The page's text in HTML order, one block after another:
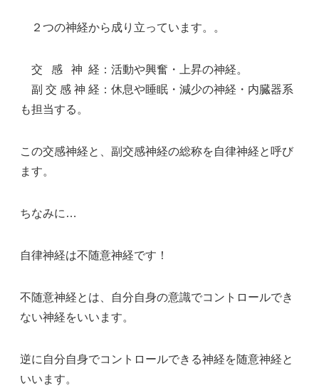
２つの神経から成り立っています。。
交 感 神 経：活動や興奮・上昇の神経。
副 交 感 神 経：休息や睡眠・減少の神経・内臓器系
も担当する。
この交感神経と、副交感神経の総称を自律神経と呼び
ます。
ちなみに…
自律神経は不随意神経です！
不随意神経とは、自分自身の意識でコントロールでき
ない神経をいいます。
逆に自分自身でコントロールできる神経を随意神経と
いいます。